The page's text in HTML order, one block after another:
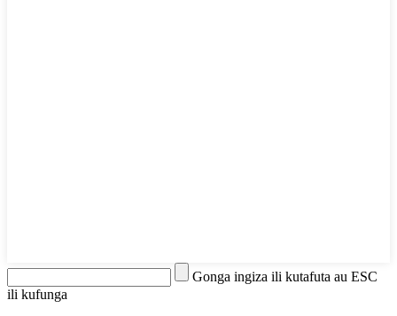
Gonga ingiza ili kutafuta au ESC
ili kufunga